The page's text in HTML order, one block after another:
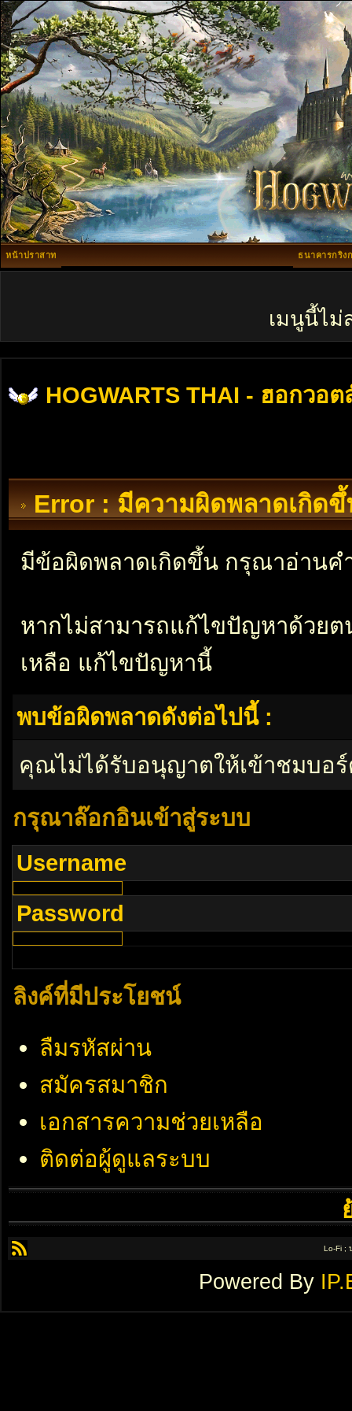
หน้าปราสาท ธนาคารกริง
เมนูนี้ไม่
HOGWARTS THAI - ฮอกวอต
Error : มีความผิดพลาดเกิดขึ้
มีข้อผิดพลาดเกิดขึ้น กรุณาอ่านค
หากไม่สามารถแก้ไขปัญหาด้วย
เหลือ แก้ไขปัญหานี้
พบข้อผิดพลาดดังต่อไปนี้ :
คุณไม่ได้รับอนุญาตให้เข้าชมบอ
กรุณาล๊อกอินเข้าสู่ระบบ
Username
Password
ลิงค์ที่มีประโยชน์
ลืมรหัสผ่าน
สมัครสมาชิก
เอกสารความช่วยเหลือ
ติดต่อผู้ดูแลระบบ
Lo-Fi ;
Powered By